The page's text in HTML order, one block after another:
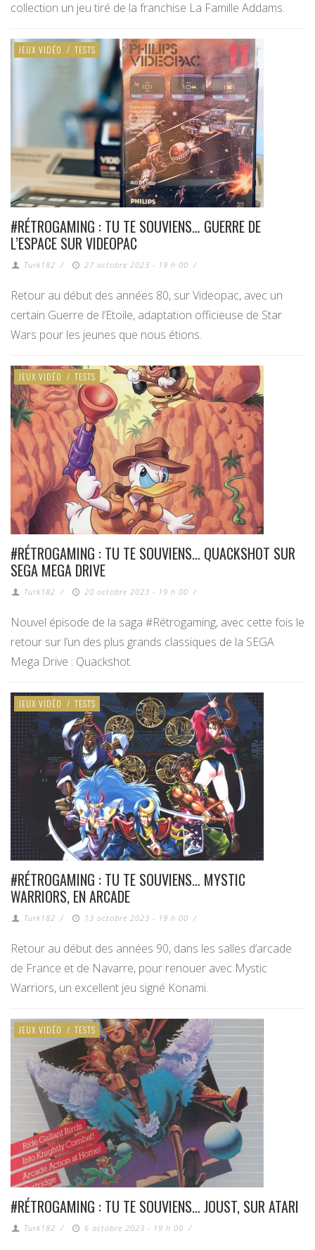
collection un jeu tiré de la franchise La Famille Addams.
JEUX VIDÉO / TESTS
#RÉTROGAMING : TU TE SOUVIENS… GUERRE DE
L’ESPACE SUR VIDEOPAC
Turk182 / 27 octobre 2023 - 19 h 00 /
Retour au début des années 80, sur Videopac, avec un
certain Guerre de l’Etoile, adaptation officieuse de Star
Wars pour les jeunes que nous étions.
JEUX VIDÉO / TESTS
#RÉTROGAMING : TU TE SOUVIENS… QUACKSHOT SUR
SEGA MEGA DRIVE
Turk182 / 20 octobre 2023 - 19 h 00 /
Nouvel épisode de la saga #Rétrogaming, avec cette fois le
retour sur l’un des plus grands classiques de la SEGA
Mega Drive : Quackshot.
JEUX VIDÉO / TESTS
#RÉTROGAMING : TU TE SOUVIENS… MYSTIC
WARRIORS, EN ARCADE
Turk182 / 13 octobre 2023 - 19 h 00 /
Retour au début des années 90, dans les salles d’arcade
de France et de Navarre, pour renouer avec Mystic
Warriors, un excellent jeu signé Konami.
JEUX VIDÉO / TESTS
#RÉTROGAMING : TU TE SOUVIENS… JOUST, SUR ATARI
Turk182 / 6 octobre 2023 - 19 h 00 /